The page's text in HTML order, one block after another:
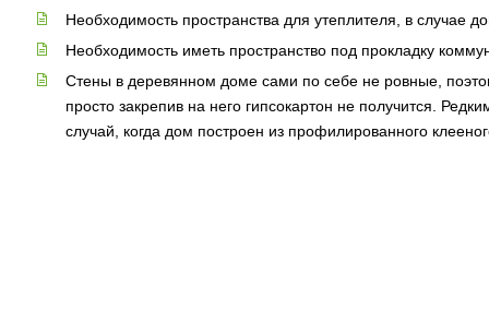
Необходимость пространства для утеплителя, в случае
Необходимость иметь пространство под прокладку
Стены в деревянном доме сами по себе не ровные,
просто закрепив на него гипсокартон не получится.
случай, когда дом построен из профилированного